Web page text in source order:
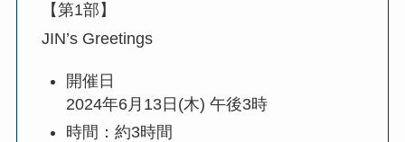
【第1部】
JIN’s Greetings
開催日
2024年6月13日(木) 午後3時
時間：約3時間